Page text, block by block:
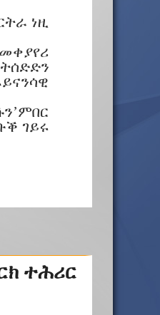
ነዚ
ገይሩ
ተሕሪር